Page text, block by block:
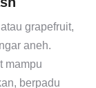
grapefruit,
aneh.
mampu
berpadu